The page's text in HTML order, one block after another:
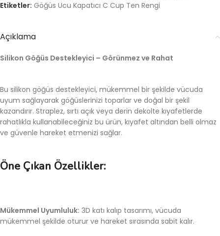
Etiketler: Göğüs Ucu Kapatıcı C Cup Ten Rengi
Açıklama
Silikon Göğüs Destekleyici – Görünmez ve Rahat
Bu silikon göğüs destekleyici, mükemmel bir şekilde vücuda
uyum sağlayarak göğüslerinizi toparlar ve doğal bir şekil
kazandırır. Straplez, sırtı açık veya derin dekolte kıyafetlerde
rahatlıkla kullanabileceğiniz bu ürün, kıyafet altından belli olmaz
ve güvenle hareket etmenizi sağlar.
Öne Çıkan Özellikler:
Mükemmel Uyumluluk: 3D katı kalıp tasarımı, vücuda
mükemmel şekilde oturur ve hareket sırasında sabit kalır.